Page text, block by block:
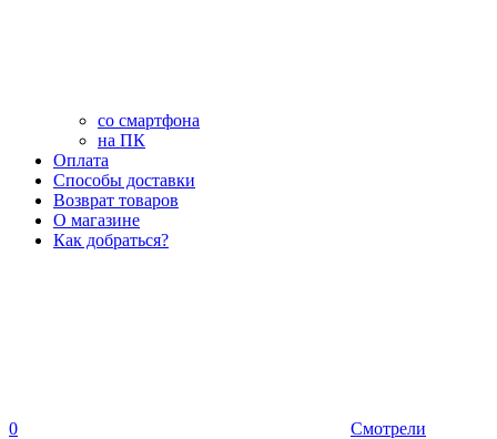
со смартфона
на ПК
Оплата
Способы доставки
Возврат товаров
О магазине
Как добраться?
0 Смотрели